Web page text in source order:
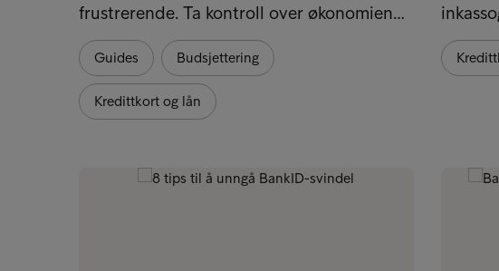
frustrerende. Ta kontroll over økonomien…
Guides Budsjettering
Kredittkort og lån